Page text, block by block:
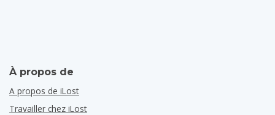
À propos de
A propos de iLost
Travailler chez iLost